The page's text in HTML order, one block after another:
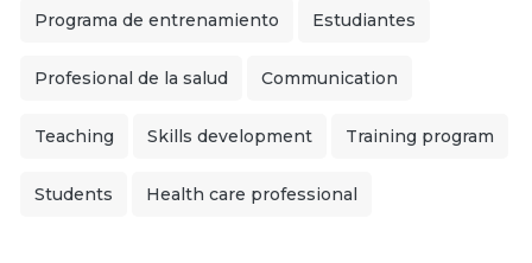
Programa de entrenamiento Estudiantes
Profesional de la salud Communication
Teaching Skills development Training program
Students Health care professional